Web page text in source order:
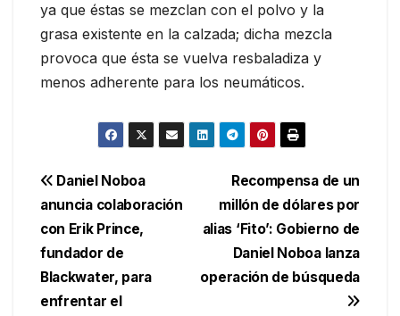
ya que éstas se mezclan con el polvo y la
grasa existente en la calzada; dicha mezcla
provoca que ésta se vuelva resbaladiza y
menos adherente para los neumáticos.
Navegación
de
entradas
Recompensa de un
millón de dólares por
alias ‘Fito’: Gobierno de
Daniel Noboa lanza
operación de búsqueda
Daniel Noboa
anuncia colaboración
con Erik Prince,
fundador de
Blackwater, para
enfrentar el